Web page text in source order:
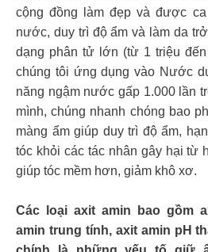
cộng đồng làm đẹp và được
nước, duy trì độ ẩm và làm da
dạng phân tử lớn (từ 1 triệu
chúng tôi ứng dụng vào Nước
năng ngậm nước gấp 1.000 lần
mình, chúng nhanh chóng bao
màng ẩm giúp duy trì độ ẩm,
tóc khỏi các tác nhân gây hại từ
giúp tóc mềm hơn, giảm khô xơ.
Các loại axit amin bao gồm
amin trung tính, axit amin pH